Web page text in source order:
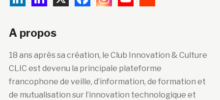
A propos
18 ans après sa création, le Club Innovation & Culture
CLIC est devenu la principale plateforme
francophone de veille, d’information, de formation et
de mutualisation sur l’innovation technologique et